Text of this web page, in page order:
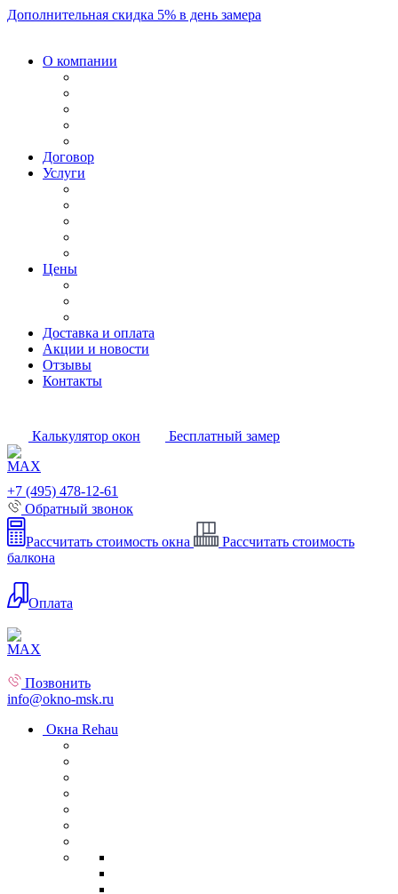
Дополнительная скидка 5% в день замера
О компании
Договор
Услуги
Цены
Доставка и оплата
Акции и новости
Отзывы
Контакты
Калькулятор окон Бесплатный замер
+7 (495) 478-12-61
Обратный звонок
Рассчитать стоимость окна
Рассчитать стоимость
балкона
Оплата
Позвонить
info@okno-msk.ru
Окна Rehau